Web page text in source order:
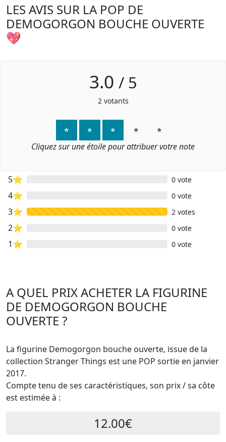
LES AVIS SUR LA POP DE
DEMOGORGON BOUCHE OUVERTE
💖
3.0 / 5
2 votants
⭐ ⭐ ⭐ ⭐ ⭐
Cliquez sur une étoile pour attribuer votre note
5⭐ 0 vote
4⭐ 0 vote
3⭐ 2 votes
2⭐ 0 vote
1⭐ 0 vote
A QUEL PRIX ACHETER LA FIGURINE
DE DEMOGORGON BOUCHE
OUVERTE ?
La figurine Demogorgon bouche ouverte, issue de la
collection Stranger Things est une POP sortie en janvier
2017.
Compte tenu de ses caractéristiques, son prix / sa côte
est estimée à :
12.00€